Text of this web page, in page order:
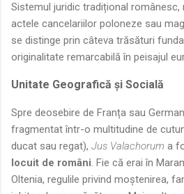
Sistemul juridic tradițional
actele cancelariilor poloneze sau
se distinge prin câteva trăsături
originalitate remarcabilă în peisajul
Unitate Geografică și Socială
Spre deosebire de Franța sau
fragmentat într-o multitudine de
ducat sau regat), Jus Valachorum a
locuit de români. Fie că erai în
Oltenia, regulile privind moștenirea,